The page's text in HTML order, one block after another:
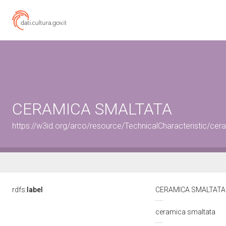
CERAMICA SMALTATA
https://w3id.org/arco/resource/TechnicalCharacteristic/
rdfs: label CERAMICA SMALTATA
ceramica smaltata